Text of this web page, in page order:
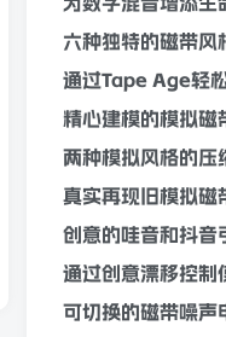
六种独特的磁带风
通过Tape Age轻
精心建模的模拟磁
两种模拟风格的压
真实再现旧模拟磁
创意的哇音和抖音
通过创意漂移控制
可切换的磁带噪声